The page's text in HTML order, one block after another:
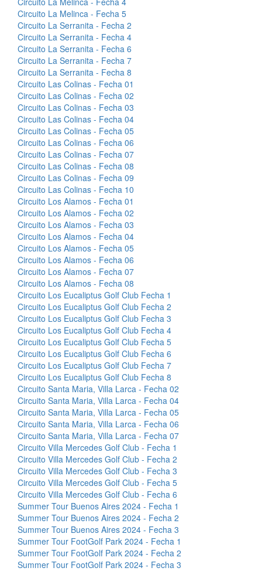
Circuito La Melinca - Fecha 5
Circuito La Serranita - Fecha 2
Circuito La Serranita - Fecha 4
Circuito La Serranita - Fecha 6
Circuito La Serranita - Fecha 7
Circuito La Serranita - Fecha 8
Circuito Las Colinas - Fecha 01
Circuito Las Colinas - Fecha 02
Circuito Las Colinas - Fecha 03
Circuito Las Colinas - Fecha 04
Circuito Las Colinas - Fecha 05
Circuito Las Colinas - Fecha 06
Circuito Las Colinas - Fecha 07
Circuito Las Colinas - Fecha 08
Circuito Las Colinas - Fecha 09
Circuito Las Colinas - Fecha 10
Circuito Los Alamos - Fecha 01
Circuito Los Alamos - Fecha 02
Circuito Los Alamos - Fecha 03
Circuito Los Alamos - Fecha 04
Circuito Los Alamos - Fecha 05
Circuito Los Alamos - Fecha 06
Circuito Los Alamos - Fecha 07
Circuito Los Alamos - Fecha 08
Circuito Los Eucaliptus Golf Club Fecha 1
Circuito Los Eucaliptus Golf Club Fecha 2
Circuito Los Eucaliptus Golf Club Fecha 3
Circuito Los Eucaliptus Golf Club Fecha 4
Circuito Los Eucaliptus Golf Club Fecha 5
Circuito Los Eucaliptus Golf Club Fecha 6
Circuito Los Eucaliptus Golf Club Fecha 7
Circuito Los Eucaliptus Golf Club Fecha 8
Circuito Santa Maria, Villa Larca - Fecha 02
Circuito Santa Maria, Villa Larca - Fecha 04
Circuito Santa Maria, Villa Larca - Fecha 05
Circuito Santa Maria, Villa Larca - Fecha 06
Circuito Santa Maria, Villa Larca - Fecha 07
Circuito Villa Mercedes Golf Club - Fecha 1
Circuito Villa Mercedes Golf Club - Fecha 2
Circuito Villa Mercedes Golf Club - Fecha 3
Circuito Villa Mercedes Golf Club - Fecha 5
Circuito Villa Mercedes Golf Club - Fecha 6
Summer Tour Buenos Aires 2024 - Fecha 1
Summer Tour Buenos Aires 2024 - Fecha 2
Summer Tour Buenos Aires 2024 - Fecha 3
Summer Tour FootGolf Park 2024 - Fecha 1
Summer Tour FootGolf Park 2024 - Fecha 2
Summer Tour FootGolf Park 2024 - Fecha 3